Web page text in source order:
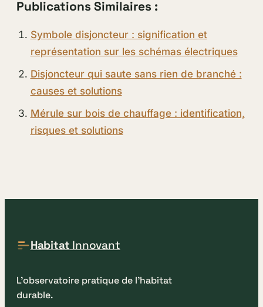
Publications Similaires :
Symbole disjoncteur : signification et
représentation sur les schémas électriques
Disjoncteur qui saute sans rien de branché :
causes et solutions
Mérule sur bois de chauffage : identification,
risques et solutions
Habitat Innovant
L'observatoire pratique de l'habitat
durable.